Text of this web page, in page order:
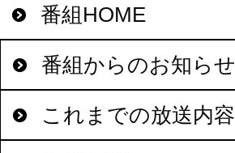
番組HOME
番組からのお知らせ
これまでの放送内容